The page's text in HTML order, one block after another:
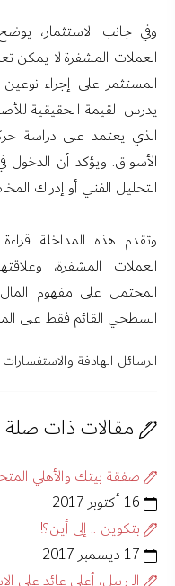
وفي جانب الاستثمار،
العملات المشفرة لا يمكن
المستثمر على إجراء
يدرس القيمة الحقيقية
الذي يعتمد على دراسة
الأسواق. ويؤكد أن الدخول
التحليل الفني أو إدراك
وتقدم هذه المداخلة
العملات المشفرة،
المحتمل على مفهوم
السطحي القائم فقط على
الرسائل الهادفة
مقالات ذات صلة
صفقة بيتك والأهلي
بتكوين .. إلى أين؟!